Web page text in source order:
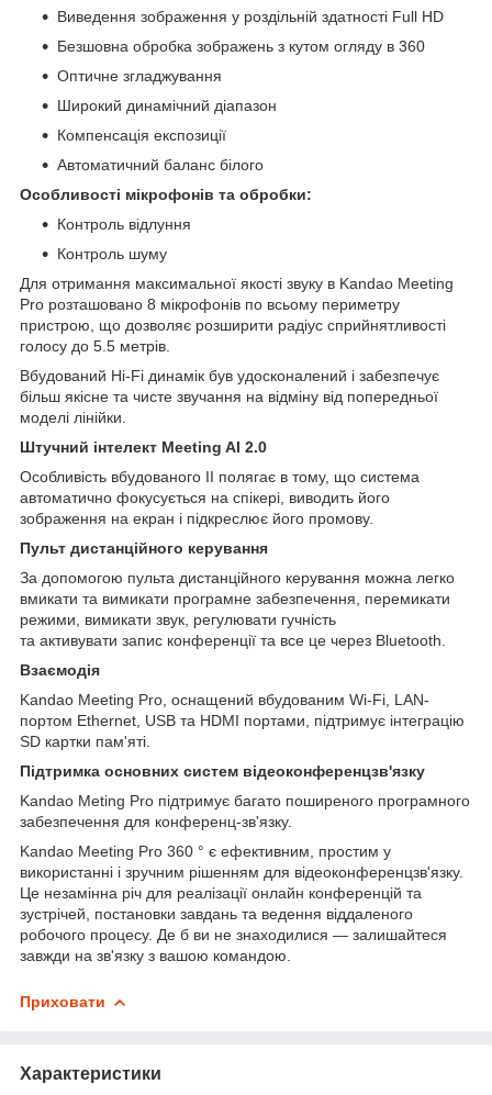
Виведення зображення у роздільній здатності Full HD
Безшовна обробка зображень з кутом огляду в 360
Оптичне згладжування
Широкий динамічний діапазон
Компенсація експозиції
Автоматичний баланс білого
Особливості мікрофонів та обробки:
Контроль відлуння
Контроль шуму
Для отримання максимальної якості звуку в Kandao Meeting
Pro розташовано 8 мікрофонів по всьому периметру
пристрою, що дозволяє розширити радіус сприйнятливості
голосу до 5.5 метрів.
Вбудований Hi-Fi динамік був удосконалений і забезпечує
більш якісне та чисте звучання на відміну від попередньої
моделі лінійки.
Штучний інтелект Meeting AI 2.0
Особливість вбудованого ІІ полягає в тому, що система
автоматично фокусується на спікері, виводить його
зображення на екран і підкреслює його промову.
Пульт дистанційного керування
За допомогою пульта дистанційного керування можна легко
вмикати та вимикати програмне забезпечення, перемикати
режими, вимикати звук, регулювати гучність
та активувати запис конференції та все це через Bluetooth.
Взаємодія
Kandao Meeting Pro, оснащений вбудованим Wi-Fi, LAN-
портом Ethernet, USB та HDMI портами, підтримує інтеграцію
SD картки пам'яті.
Підтримка основних систем відеоконференцзв'язку
Kandao Meting Pro підтримує багато поширеного програмного
забезпечення для конференц-зв'язку.
Kandao Meeting Pro 360 ° є ефективним, простим у
використанні і зручним рішенням для відеоконференцзв'язку.
Це незамінна річ для реалізації онлайн конференцій та
зустрічей, постановки завдань та ведення віддаленого
робочого процесу. Де б ви не знаходилися — залишайтеся
завжди на зв'язку з вашою командою.
Приховати
Характеристики